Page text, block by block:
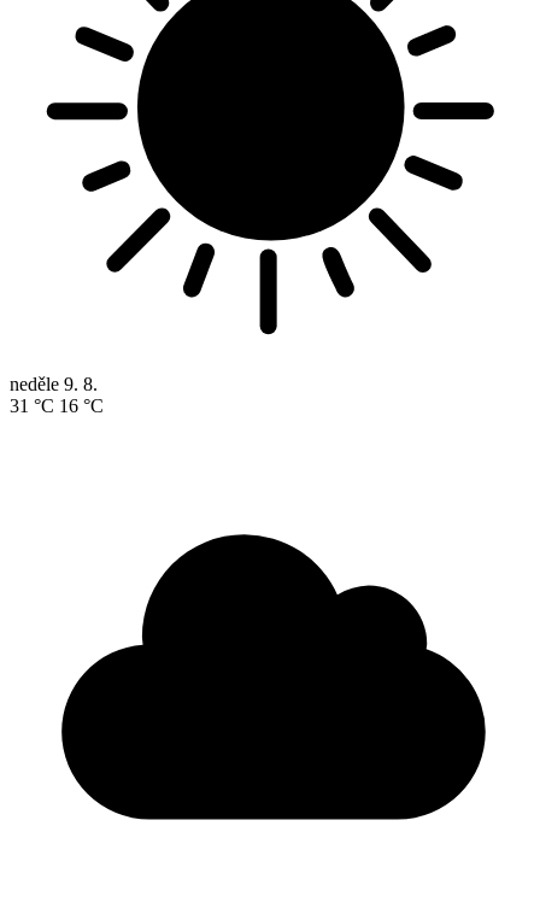
neděle 9. 8.
31 °C 16 °C